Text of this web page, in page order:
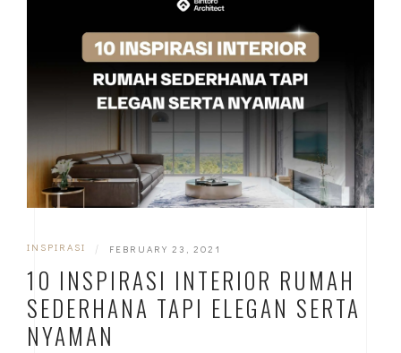
INSPIRASI | FEBRUARY 23, 2021
10 INSPIRASI INTERIOR RUMAH
SEDERHANA TAPI ELEGAN SERTA
NYAMAN